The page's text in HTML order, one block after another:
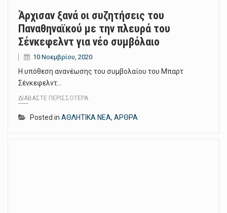
Άρχισαν ξανά οι συζητήσεις του
Παναθηναϊκού με την πλευρά του
Σένκεφελντ για νέο συμβόλαιο
10 Νοεμβρίου, 2020
Η υπόθεση ανανέωσης του συμβολαίου του Μπαρτ
Σένκεφελντ…
ΔΙΑΒΆΣΤΕ ΠΕΡΙΣΣΌΤΕΡΑ
Posted in ΑΘΛΗΤΙΚΑ ΝΕΑ, ΑΡΘΡΑ